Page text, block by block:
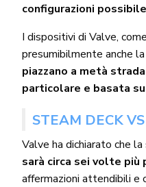
configurazioni possibile
I dispositivi di Valve,
presumibilmente anche
piazzano a metà
particolare e basata
STEAM DECK
Valve ha dichiarato che la
sarà circa sei volte
affermazioni attendibili